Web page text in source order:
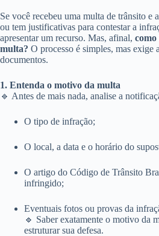
Se você recebeu uma multa de trânsito e
ou tem justificativas para contestar a
apresentar um recurso. Mas, afinal,
multa? O processo é simples, mas exige
documentos.
1. Entenda o motivo da multa
🔹 Antes de mais nada, analise a
O tipo de infração;
O local, a data e o horário do
O artigo do Código de Trânsito
infringido;
Eventuais fotos ou provas da
🔹 Saber exatamente o motivo da
estruturar sua defesa.